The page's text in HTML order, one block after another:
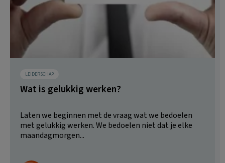
LEIDERSCHAP
Wat is gelukkig werken?
Laten we beginnen met de vraag wat we bedoelen
met gelukkig werken. We bedoelen niet dat je elke
maandagmorgen...